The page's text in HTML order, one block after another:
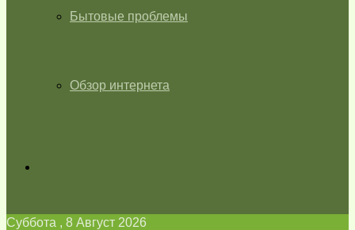
Бытовые проблемы
Обзор интернета
Суббота , 8 Август 2026